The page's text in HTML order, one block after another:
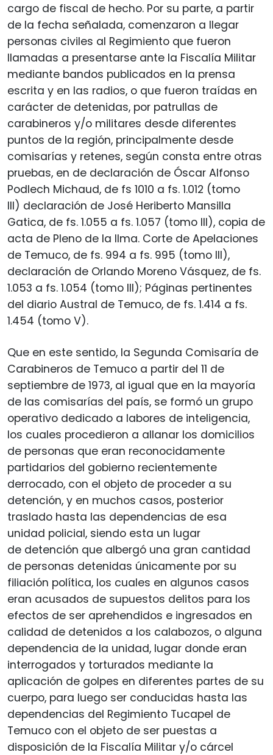
cargo de fiscal de hecho. Por su parte, a partir
de la fecha señalada, comenzaron a llegar
personas civiles al Regimiento que fueron
llamadas a presentarse ante la Fiscalía Militar
mediante bandos publicados en la prensa
escrita y en las radios, o que fueron traídas en
carácter de detenidas, por patrullas de
carabineros y/o militares desde diferentes
puntos de la región, principalmente desde
comisarías y retenes, según consta entre otras
pruebas, en de declaración de Óscar Alfonso
Podlech Michaud, de fs 1010 a fs. 1.012 (tomo
III) declaración de José Heriberto Mansilla
Gatica, de fs. 1.055 a fs. 1.057 (tomo III), copia de
acta de Pleno de la Ilma. Corte de Apelaciones
de Temuco, de fs. 994 a fs. 995 (tomo III),
declaración de Orlando Moreno Vásquez, de fs.
1.053 a fs. 1.054 (tomo III); Páginas pertinentes
del diario Austral de Temuco, de fs. 1.414 a fs.
1.454 (tomo V).
Que en este sentido, la Segunda Comisaría de
Carabineros de Temuco a partir del 11 de
septiembre de 1973, al igual que en la mayoría
de las comisarías del país, se formó un grupo
operativo dedicado a labores de inteligencia,
los cuales procedieron a allanar los domicilios
de personas que eran reconocidamente
partidarios del gobierno recientemente
derrocado, con el objeto de proceder a su
detención, y en muchos casos, posterior
traslado hasta las dependencias de esa
unidad policial, siendo esta un lugar
de detención que albergó una gran cantidad
de personas detenidas únicamente por su
filiación política, los cuales en algunos casos
eran acusados de supuestos delitos para los
efectos de ser aprehendidos e ingresados en
calidad de detenidos a los calabozos, o alguna
dependencia de la unidad, lugar donde eran
interrogados y torturados mediante la
aplicación de golpes en diferentes partes de su
cuerpo, para luego ser conducidas hasta las
dependencias del Regimiento Tucapel de
Temuco con el objeto de ser puestas a
disposición de la Fiscalía Militar y/o cárcel